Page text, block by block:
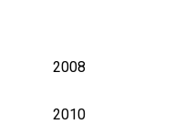
2008
2010